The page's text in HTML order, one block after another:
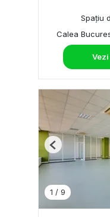
Spațiu
Calea
1 / 9
Previous